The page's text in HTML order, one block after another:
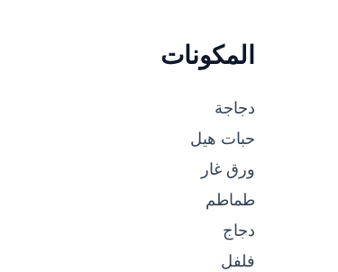
المكونات
دجاجة
حبات هيل
ورق غار
طماطم
دجاج
فلفل